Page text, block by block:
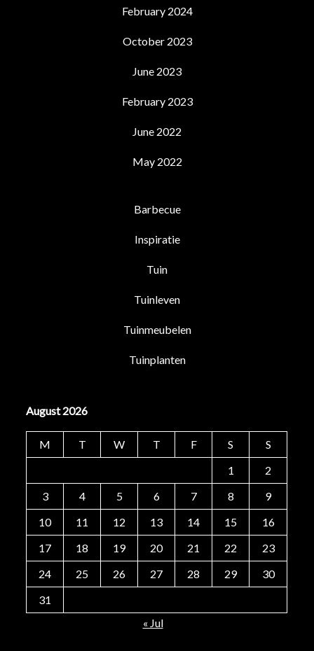
February 2024
October 2023
June 2023
February 2023
June 2022
May 2022
Barbecue
Inspiratie
Tuin
Tuinleven
Tuinmeubelen
Tuinplanten
August 2026
M T W T F S
S
1
2
3
4 5 6 7 8
9
10
11 12 13 14 15
16
17
18 19 20 21 22
23
24
25 26 27 28 29
30
31
« Jul